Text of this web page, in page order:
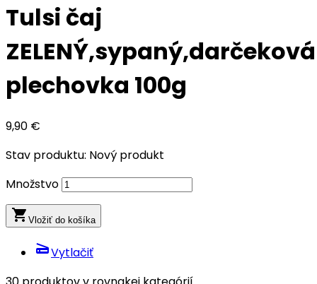
Tulsi čaj
ZELENÝ,sypaný,darčeková
plechovka 100g
9,90 €
Stav produktu: Nový produkt
Množstvo
local_grocery_store Vložiť do košíka
scannerVytlačiť